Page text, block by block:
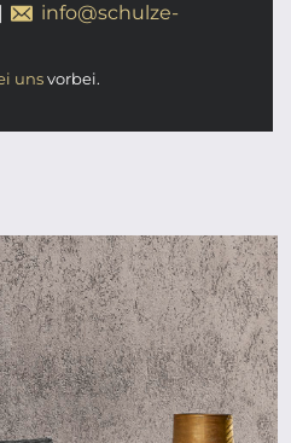
|
info@schulze-
unsvorbei.